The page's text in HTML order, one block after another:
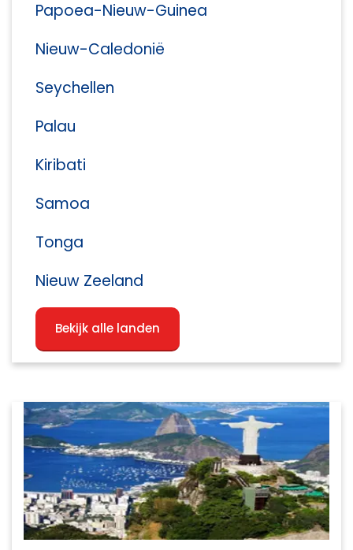
Papoea-Nieuw-Guinea
Nieuw-Caledonië
Seychellen
Palau
Kiribati
Samoa
Tonga
Nieuw Zeeland
Bekijk alle landen